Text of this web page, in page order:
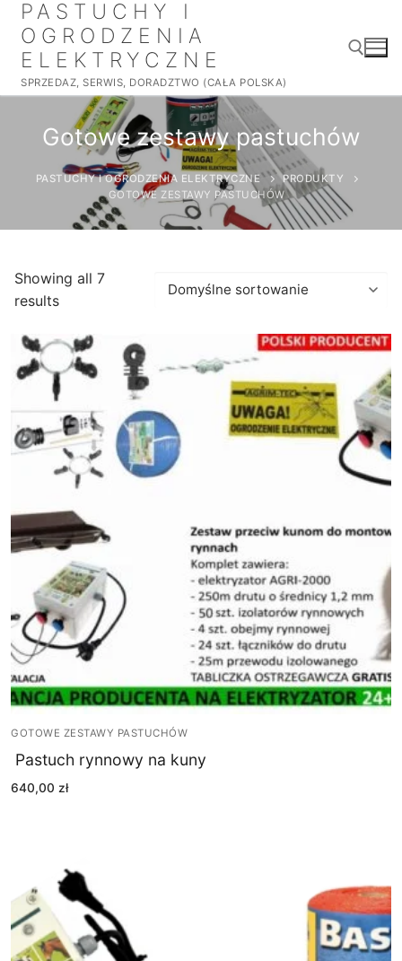
Przejdź
treści
PASTUCHY I
OGRODZENIA
ELEKTRYCZNE
SPRZEDAZ, SERWIS, DORADZTWO (CAŁA POLSKA)
Szukaj:
Pastuchy mocne
Nasza oferta
Realizacja zamówień
Regulamin
RODO
Kontakt
Koszyk
Gotowe zestawy pastuchów
PASTUCHY I OGRODZENIA ELEKTRYCZNE
PRODUKTY
GOTOWE ZESTAWY PASTUCHÓW
Showing all 7
results
GOTOWE ZESTAWY PASTUCHÓW
Pastuch rynnowy na kuny
640,00 zł